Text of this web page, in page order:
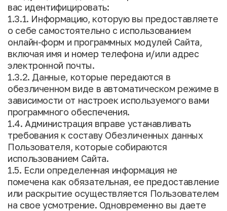
вас идентифицировать:
1.3.1. Информацию, которую вы предоставляете
о себе самостоятельно с использованием
онлайн-форм и программных модулей Сайта,
включая имя и номер телефона и/или адрес
электронной почты.
1.3.2. Данные, которые передаются в
обезличенном виде в автоматическом режиме в
зависимости от настроек используемого вами
программного обеспечения.
1.4. Администрация вправе устанавливать
требования к составу Обезличенных данных
Пользователя, которые собираются
использованием Сайта.
1.5. Если определенная информация не
помечена как обязательная, ее предоставление
или раскрытие осуществляется Пользователем
на свое усмотрение. Одновременно вы даете